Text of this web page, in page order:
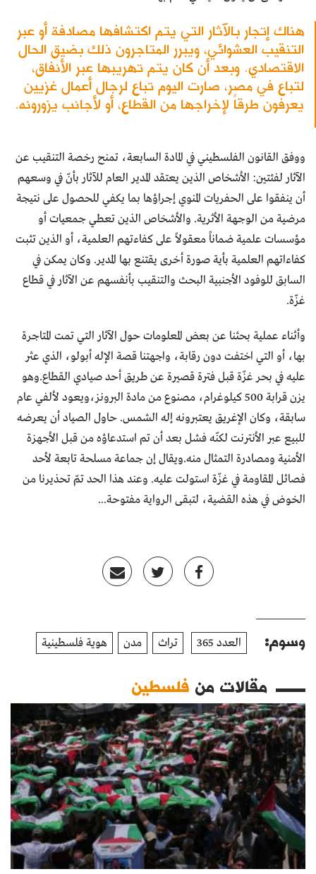
هناك إتجار بالآثار التي يتم اكتشافها مصادفة أو عبر
التنقيب العشوائي، ويبرر المتاجرون ذلك بضيق الحال
الاقتصادي. وبعد أن كان يتم تهريبها عبر الأنفاق،
لتباع في مصر، صارت اليوم تباع لرجال أعمال غزيين
يعرفون طرقاً لإخراجها من القطاع، أو لأجانب يزورونه.
ووفق القانون الفلسطيني في المادة السابعة، تمنح رخصة التنقيب عن
الآثار لفئتين: الأشخاص الذين يعتقد المدير العام للآثار بأنّ في وسعهم
أن ينفقوا على الحفريات المنوي إجراؤها بما يكفي للحصول على نتيجة
مرضية من الوجهة الأثرية. والأشخاص الذين تعطي جمعيات أو
مؤسسات علمية ضماناً معقولاً على كفاءتهم العلمية، أو الذين تثبت
كفاءاتهم العلمية بأية صورة أخرى يقتنع بها المدير. وكان يمكن في
السابق للوفود الأجنبية البحث والتنقيب بأنفسهم عن الآثار في قطاع
غزّة.
وأثناء عملية بحثنا عن بعض المعلومات حول الآثار التي تمت المتاجرة
بها، أو التي اختفت دون رقابة، واجهتنا قصة الإله أبولو، الذي عثر
عليه في بحر غزّة قبل فترة قصيرة عن طريق أحد صيادي القطاع.وهو
يزن قرابة 500 كيلوغرام، مصنوع من مادة البرونز،ويعود لألفي عام
سابقة، وكان الإغريق يعتبرونه إله الشمس. حاول الصياد أن يعرضه
للبيع عبر الأنترنت لكنّه فشل بعد أن تم استدعاؤه من قبل الأجهزة
الأمنية ومصادرة التمثال منه.ويقال إن جماعة مسلحة تابعة لأحد
فصائل المقاومة في غزّة استولت عليه. وعند هذا الحد تمّ تحذيرنا من
الخوض في هذه القضية، لتبقى الرواية مفتوحة...
وسوم: العدد 365 تراث مدن هوية فلسطينية
مقالات من فلسطين